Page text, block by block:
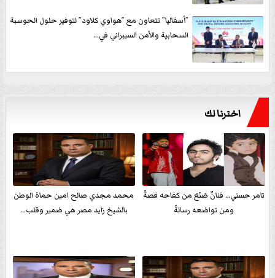
”أسفاليا” تتعاون مع ”هواوي كلاود” لتوفير حلول الحوسبة
السحابية والأمن السيبراني في...
اخترنا لك
تامر حسني… فنانٌ صَنَعَ من كفاحه قصةً
ومن تواضعه رسالةً
محمد مجدي صالح امين حماة الوطن
بالشيخ زايد مصر هي ضمير وقلب...